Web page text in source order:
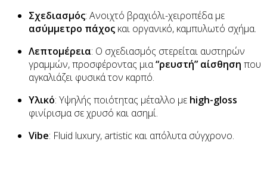
Σχεδιασμός: Ανοιχτό βραχιόλι-χειροπέδα με
ασύμμετρο πάχος και οργανικό, καμπυλωτό σχήμα.
Λεπτομέρεια: Ο σχεδιασμός στερείται αυστηρών
γραμμών, προσφέροντας μια“ρευστή” αίσθηση που
αγκαλιάζει φυσικά τον καρπό.
Υλικό: Υψηλής ποιότητας μέταλλο με high-gloss
φινίρισμα σε χρυσό και ασημί.
Vibe: Fluid luxury, artistic και απόλυτα σύγχρονο.